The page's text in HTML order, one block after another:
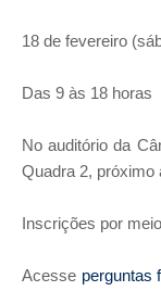
18 de fevereiro
Das 9 às 18 horas
No auditório da
Quadra 2, próximo
Inscrições por
Acesse perguntas